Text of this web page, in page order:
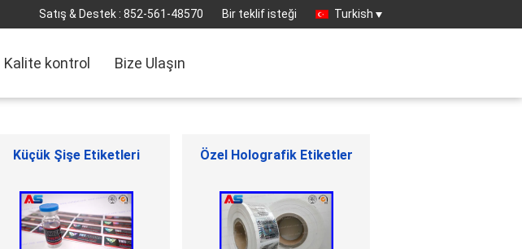
Satış & Destek : 852-561-48570 Bir teklif isteği Turkish
Kalite kontrol Bize Ulaşın
Plastik şişeler hap İlaç ambalaj kutusu